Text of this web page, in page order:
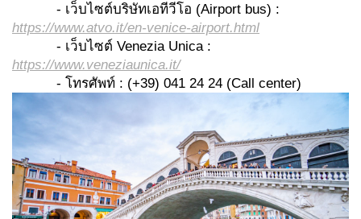
- เว็บไซต์บริษัทเอทีวีโอ (Airport bus) :
https://www.atvo.it/en-venice-airport.html
- เว็บไซต์ Venezia Unica :
https://www.veneziaunica.it/
- โทรศัพท์ : (+39) 041 24 24 (Call center)